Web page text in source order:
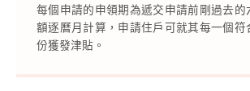
每個申請的申領期為遞交申請前剛過去
額逐曆月計算，申請住戶可就其每一個符
份獲發津貼。